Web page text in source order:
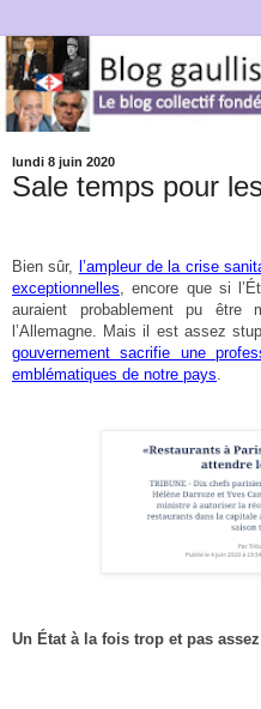
lundi 8 juin 2020
Sale temps pour
Bien sûr, l’ampleur de la crise
exceptionnelles, encore que si
auraient probablement pu être
l’Allemagne. Mais il est assez
gouvernement sacrifie une
emblématiques de notre pays.
Un État à la fois trop et pas